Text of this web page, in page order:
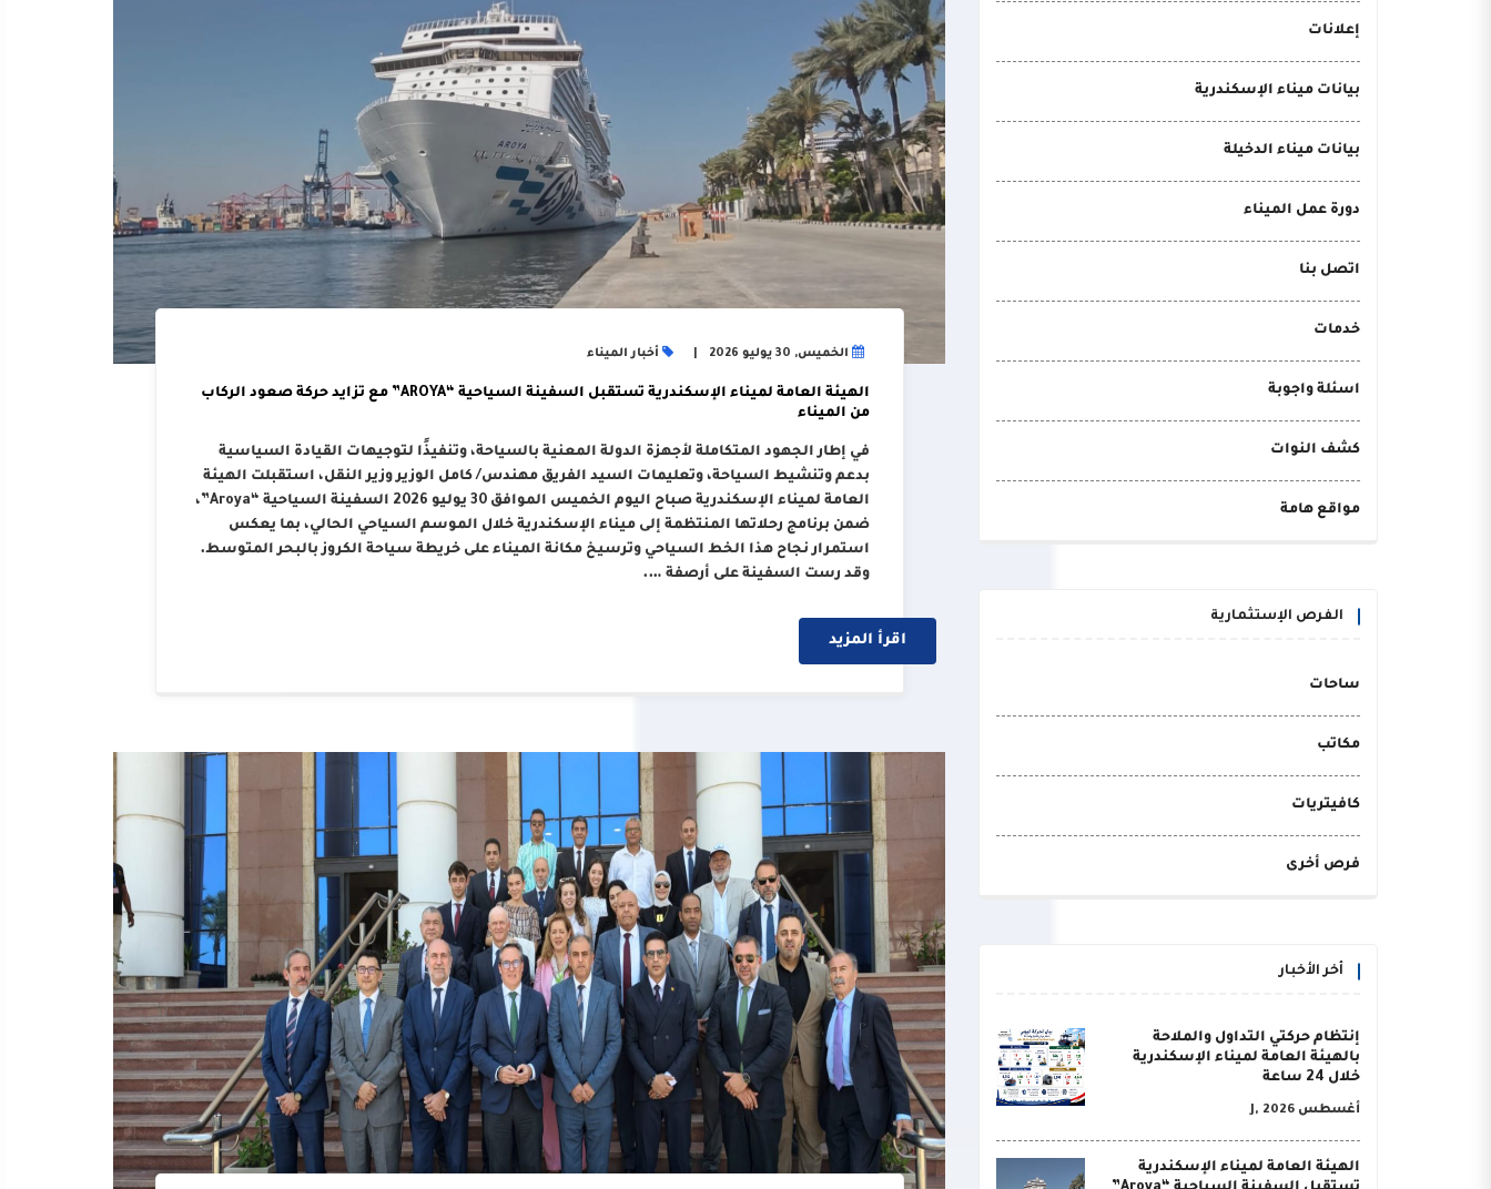
إعلانات
بيانات ميناء الإسكندرية
بيانات ميناء الدخيلة
دورة عمل الميناء
اتصل بنا
خدمات
اسئلة واجوبة
كشف النوات
مواقع هامة
الفرص الإستثمارية
ساحات
مكاتب
كافيتريات
فرص أخرى
أخر الأخبار
إنتظام حركتي التداول والملاحة
بالهيئة العامة لميناء الإسكندرية
خلال 24 ساعة
أغسطس J, 2026
الهيئة العامة لميناء الإسكندرية
الخميس, 30 يوليو 2026 أخبار الميناء
الهيئة العامة لميناء الإسكندرية تستقبل السفينة السياحية “AROYA” مع تزايد حركة صعود الركاب
من الميناء
في إطار الجهود المتكاملة لأجهزة الدولة المعنية بالسياحة، وتنفيذًا لتوجيهات القيادة السياسية
بدعم وتنشيط السياحة، وتعليمات السيد الفريق مهندس/ كامل الوزير وزير النقل، استقبلت الهيئة
العامة لميناء الإسكندرية صباح اليوم الخميس الموافق 30 يوليو 2026 السفينة السياحية “Aroya”،
ضمن برنامج رحلاتها المنتظمة إلى ميناء الإسكندرية خلال الموسم السياحي الحالي، بما يعكس
استمرار نجاح هذا الخط السياحي وترسيخ مكانة الميناء على خريطة سياحة الكروز بالبحر المتوسط.
وقد رست السفينة على أرصفة ….
اقرأ المزيد